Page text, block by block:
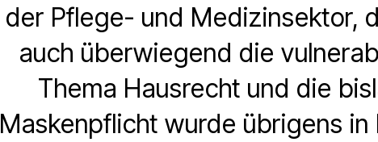
der Pflege- und Medizinsektor,
auch überwiegend die
Thema Hausrecht und die
Maskenpflicht wurde übrigens